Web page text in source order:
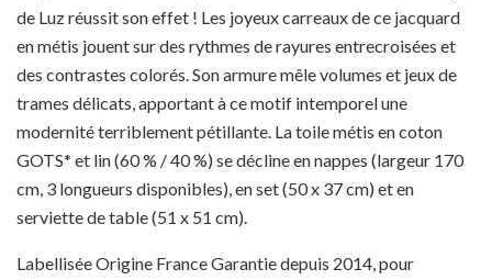
de Luz réussit son effet ! Les joyeux carreaux de ce jacquard
en métis jouent sur des rythmes de rayures entrecroisées et
des contrastes colorés. Son armure mêle volumes et jeux de
trames délicats, apportant à ce motif intemporel une
modernité terriblement pétillante. La toile métis en coton
GOTS* et lin (60 % / 40 %) se décline en nappes (largeur 170
cm, 3 longueurs disponibles), en set (50 x 37 cm) et en
serviette de table (51 x 51 cm).
Labellisée Origine France Garantie depuis 2014, pour